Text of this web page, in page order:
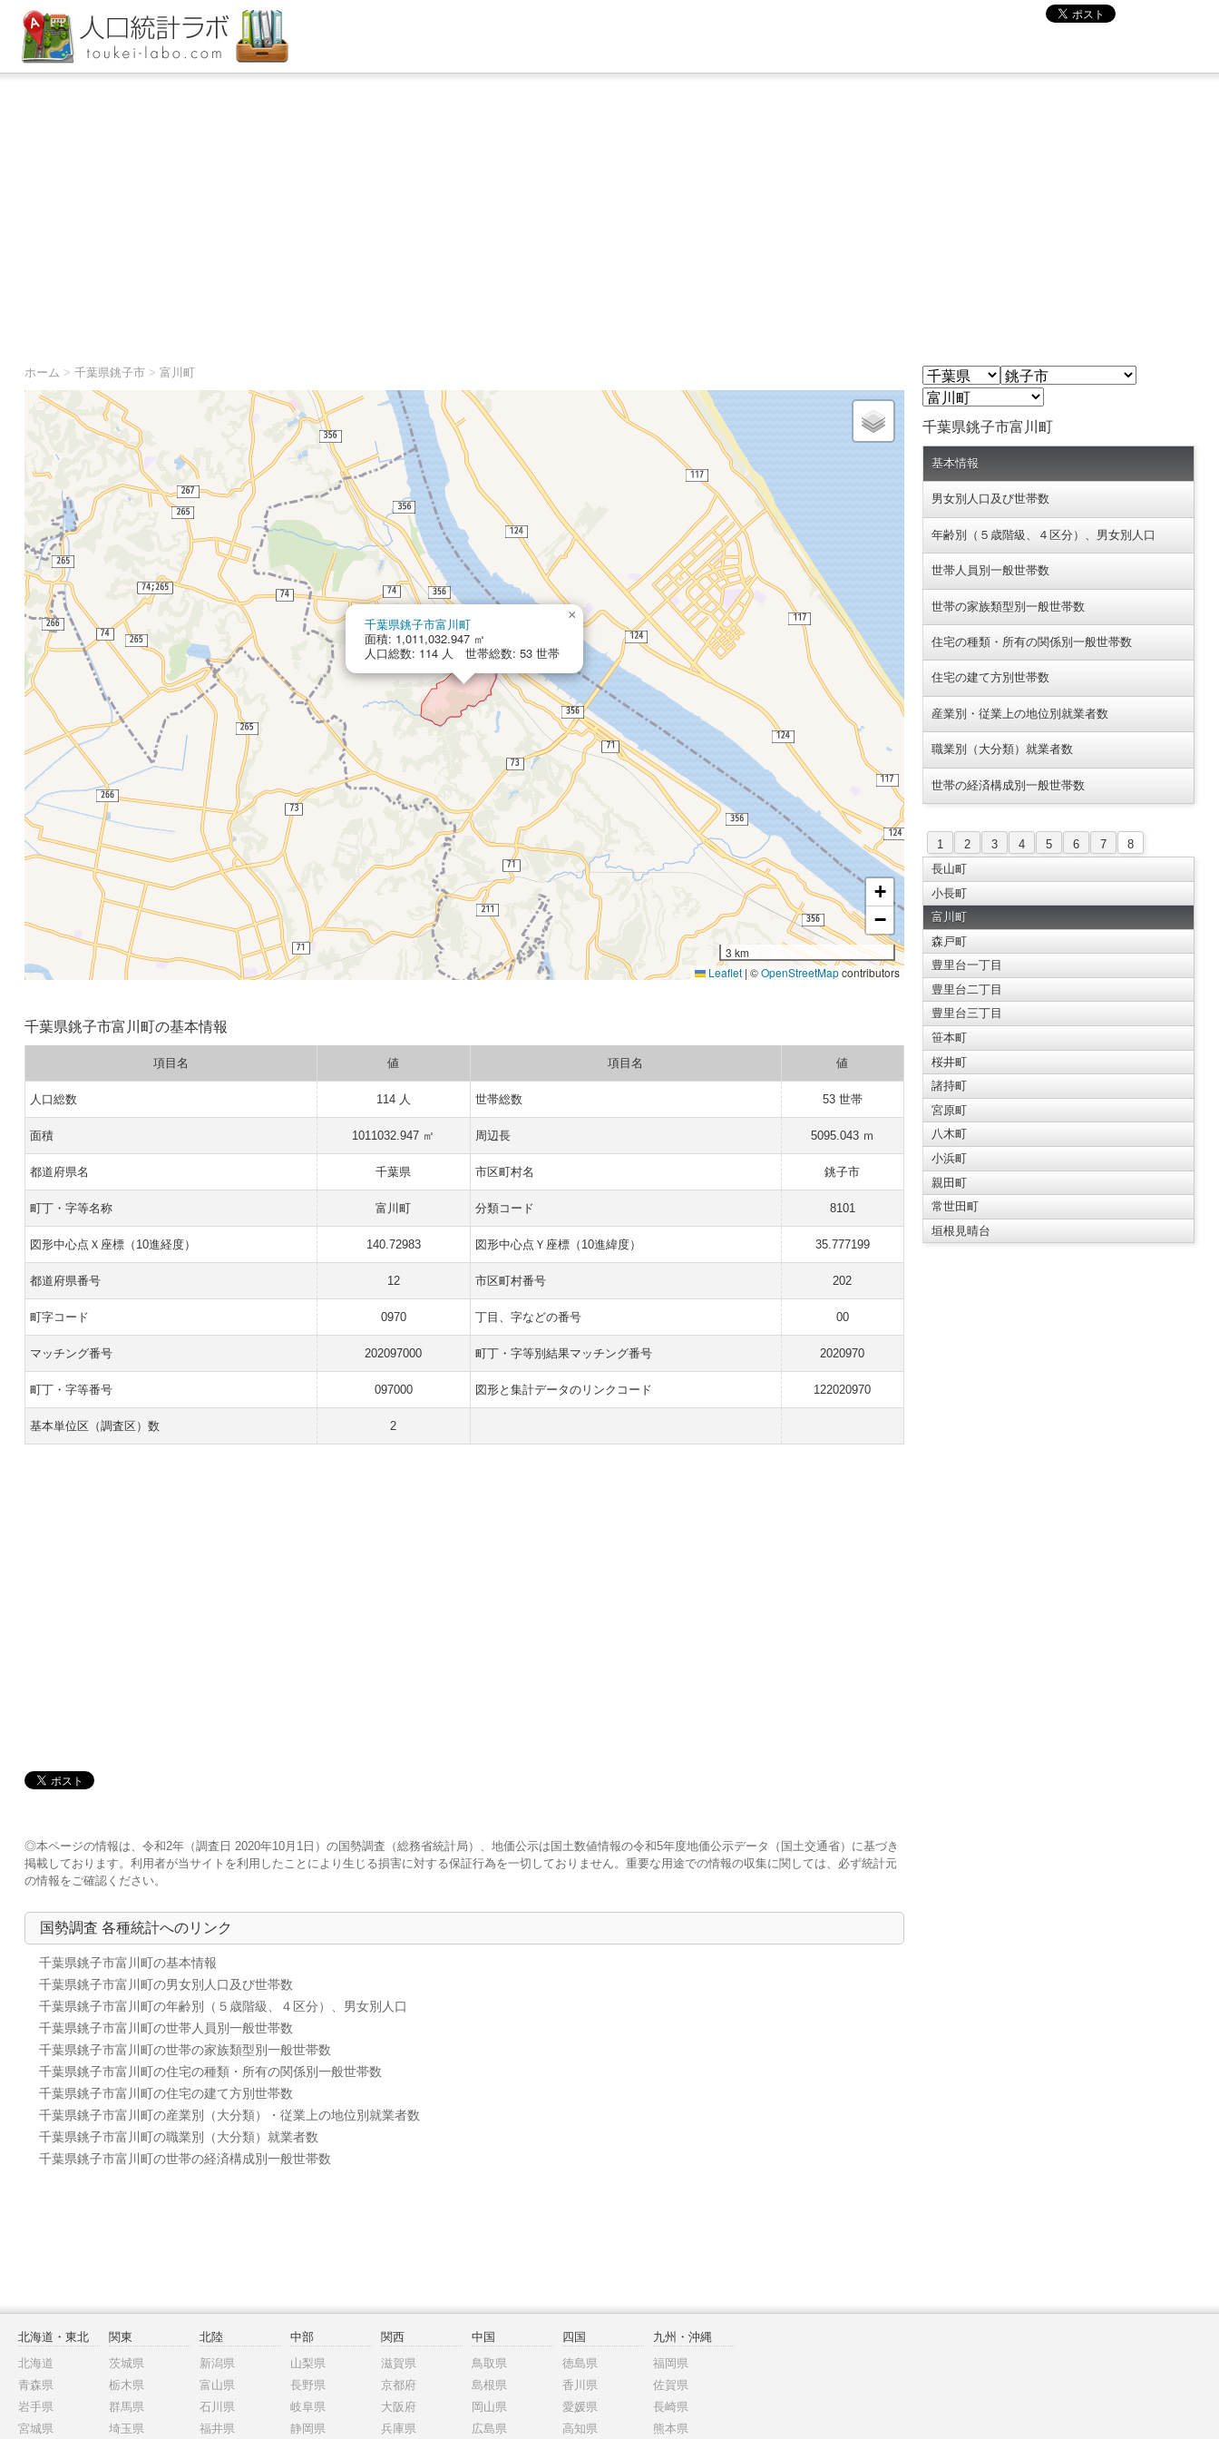
ホーム > 千葉県銚子市> 富川町
千葉県銚子市富川町
面積: 1,011,032.947 ㎡
人口総数: 114 人 世帯総数: 53 世帯
×
+
−
3 km
Leaflet | ©OpenStreetMapcontributors
千葉県銚子市富川町の基本情報
項目名 値 項目名 値
人口総数 114 人 世帯総数 53 世帯
面積 1011032.947 ㎡ 周辺長 5095.043 ｍ
都道府県名 千葉県 市区町村名 銚子市
町丁・字等名称 富川町 分類コード 8101
図形中心点Ｘ座標（10進経度） 140.72983 図形中心点Ｙ座標（10進緯度） 35.777199
都道府県番号 12 市区町村番号 202
町字コード 0970 丁目、字などの番号 00
マッチング番号 202097000 町丁・字等別結果マッチング番号 2020970
町丁・字等番号 097000 図形と集計データのリンクコード 122020970
基本単位区（調査区）数 2
◎本ページの情報は、令和2年（調査日 2020年10月1日）の国勢調査（総務省統計局）、地価公示は国土数値情報の令和5年度地価公示データ（国土交通省）に基づき
掲載しております。利用者が当サイトを利用したことにより生じる損害に対する保証行為を一切しておりません。重要な用途での情報の収集に関しては、必ず統計元
の情報をご確認ください。
国勢調査 各種統計へのリンク
千葉県銚子市富川町の基本情報
千葉県銚子市富川町の男女別人口及び世帯数
千葉県銚子市富川町の年齢別（５歳階級、４区分）、男女別人口
千葉県銚子市富川町の世帯人員別一般世帯数
千葉県銚子市富川町の世帯の家族類型別一般世帯数
千葉県銚子市富川町の住宅の種類・所有の関係別一般世帯数
千葉県銚子市富川町の住宅の建て方別世帯数
千葉県銚子市富川町の産業別（大分類）・従業上の地位別就業者数
千葉県銚子市富川町の職業別（大分類）就業者数
千葉県銚子市富川町の世帯の経済構成別一般世帯数
千葉県銚子市富川町
基本情報
男女別人口及び世帯数
年齢別（５歳階級、４区分）、男女別人口
世帯人員別一般世帯数
世帯の家族類型別一般世帯数
住宅の種類・所有の関係別一般世帯数
住宅の建て方別世帯数
産業別・従業上の地位別就業者数
職業別（大分類）就業者数
世帯の経済構成別一般世帯数
1 2 3 4 5 6 7
8
長山町
小長町
富川町
森戸町
豊里台一丁目
豊里台二丁目
豊里台三丁目
笹本町
桜井町
諸持町
宮原町
八木町
小浜町
親田町
常世田町
垣根見晴台
北海道・東北
北海道
青森県
岩手県
宮城県
関東
茨城県
栃木県
群馬県
埼玉県
北陸
新潟県
富山県
石川県
福井県
中部
山梨県
長野県
岐阜県
静岡県
関西
滋賀県
京都府
大阪府
兵庫県
中国
鳥取県
島根県
岡山県
広島県
四国
徳島県
香川県
愛媛県
高知県
九州・沖縄
福岡県
佐賀県
長崎県
熊本県